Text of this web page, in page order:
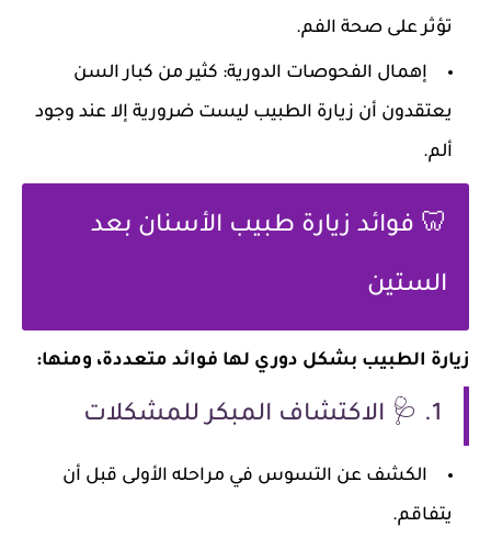
تؤثر على صحة الفم.
إهمال الفحوصات الدورية: كثير من كبار السن
يعتقدون أن زيارة الطبيب ليست ضرورية إلا عند وجود
ألم.
🦷 فوائد زيارة طبيب الأسنان بعد
الستين
زيارة الطبيب بشكل دوري لها فوائد متعددة، ومنها:
1. 🩺 الاكتشاف المبكر للمشكلات
الكشف عن التسوس في مراحله الأولى قبل أن
يتفاقم.